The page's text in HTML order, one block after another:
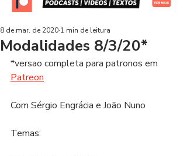
Modalidades 8/3/20*
8 de mar. de 2020 1 min de leitura
*versao completa para patronos em
Patreon
Com Sérgio Engrácia e João Nuno
Temas: